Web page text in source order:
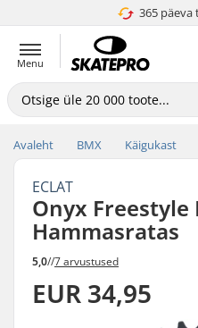
365 4.8
Menu
Avaleht BMX Käigukast
ECLAT
Onyx Freestyle
Hammasratas
5,0//7 arvustused
EUR 34,95